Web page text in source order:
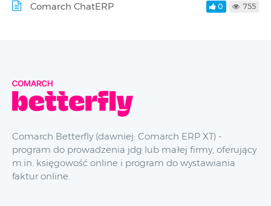
Comarch ChatERP 0 755
Comarch Betterfly (dawniej: Comarch ERP XT) -
program do prowadzenia jdg lub małej firmy, oferujący
m.in. księgowość online i program do wystawiania
faktur online.